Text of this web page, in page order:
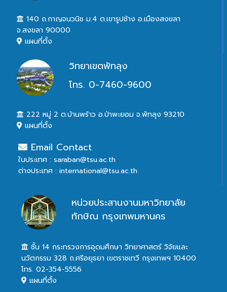
140 ถ.กาญจนวนิช ม.4 ต.เขารูปช้าง อ.เมืองสงขลา
จ.สงขลา 90000
แผนที่ตั้ง
วิทยาเขตพัทลุง
โทร. 0-7460-9600
222 หมู่ 2 ต.บ้านพร้าว อ.ป่าพะยอม จ.พัทลุง 93210
แผนที่ตั้ง
Email Contact
ในประเทศ : saraban@tsu.ac.th
ต่างประเทศ : international@tsu.ac.th
หน่วยประสานงานมหาวิทยาลัย
ทักษิณ กรุงเทพมหานคร
ชั้น 14 กระทรวงการอุดมศึกษา วิทยาศาสตร์ วิจัยและ
นวัตกรรม 328 ถ.ศรีอยุธยา เขตราชเทวี กรุงเทพฯ 10400
โทร. 02-354-5556
แผนที่ตั้ง